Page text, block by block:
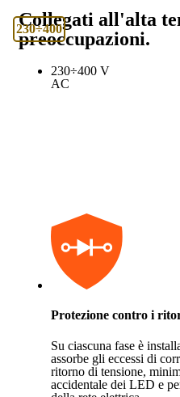
Collegati all'alta
preoccupazioni.
230÷400
230÷400 V
AC
Protezione contro i
Su ciascuna fase è
assorbe gli eccessi di
ritorno di tensione,
accidentale dei LED e